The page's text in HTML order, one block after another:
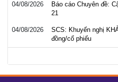
04/08/2026
Báo cáo Chuyên đề:
21
04/08/2026
SCS: Khuyến nghị
đồng/cổ phiếu